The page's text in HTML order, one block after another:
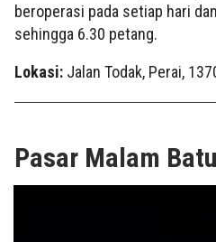
beroperasi pada setiap hari
sehingga 6.30 petang.
Lokasi: Jalan Todak, Perai,
Pasar Malam